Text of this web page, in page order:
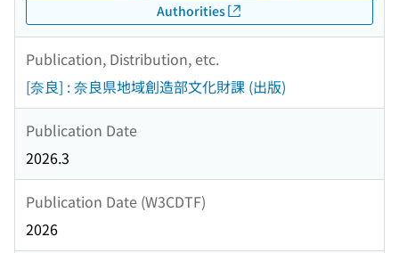
Authorities
Publication, Distribution, etc.
[奈良] : 奈良県地域創造部文化財課 (出版)
Publication Date
2026.3
Publication Date (W3CDTF)
2026